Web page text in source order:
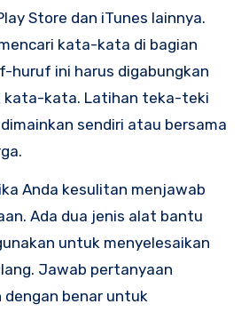
Store dan iTunes lainnya.
kata-kata di bagian
huruf ini harus digabungkan
kata-kata. Latihan teka-teki
sendiri atau bersama
Anda kesulitan menjawab
Ada dua jenis alat bantu
untuk menyelesaikan
Jawab pertanyaan
dengan benar untuk